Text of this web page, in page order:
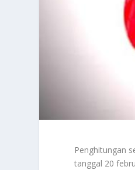
Penghitungan
tanggal 20